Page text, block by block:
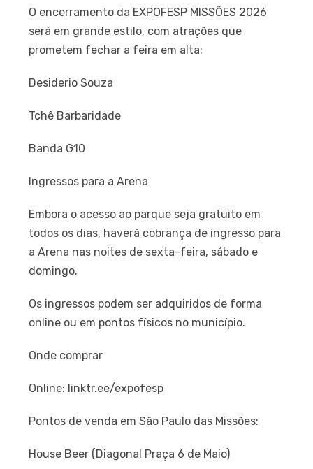
O encerramento da EXPOFESP MISSÕES 2026
será em grande estilo, com atrações que
prometem fechar a feira em alta:
Desiderio Souza
Tchê Barbaridade
Banda G10
Ingressos para a Arena
Embora o acesso ao parque seja gratuito em
todos os dias, haverá cobrança de ingresso para
a Arena nas noites de sexta-feira, sábado e
domingo.
Os ingressos podem ser adquiridos de forma
online ou em pontos físicos no município.
Onde comprar
Online: linktr.ee/expofesp
Pontos de venda em São Paulo das Missões:
House Beer (Diagonal Praça 6 de Maio)